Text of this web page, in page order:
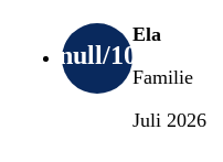
null/10
Ela
Familie
Juli 2026